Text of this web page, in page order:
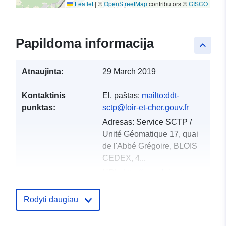
Leaflet | ©OpenStreetMapcontributors ©GISCO
keyboard_arrow_up
Papildoma informacija
Atnaujinta: 29 March 2019
Kontaktinis
punktas:
El. paštas: mailto:ddt-
sctp@loir-et-cher.gouv.fr
Adresas: Service SCTP /
Unité Géomatique 17, quai
de l'Abbé Grégoire, BLOIS
CEDEX, 4...
Katalogo įrašas:
Rodyti daugiau